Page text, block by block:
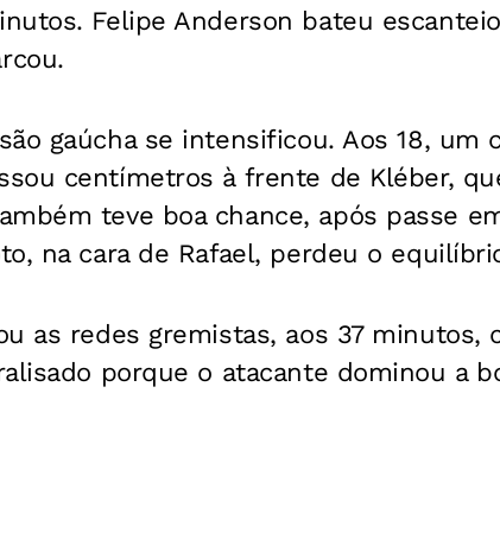
Felipe Anderson bateu
gaúcha se intensificou. Aos 18, um
centímetros à frente de Kléber,
teve boa chance, após passe
na cara de Rafael, perdeu o
as redes gremistas, aos 37 minutos,
porque o atacante dominou a